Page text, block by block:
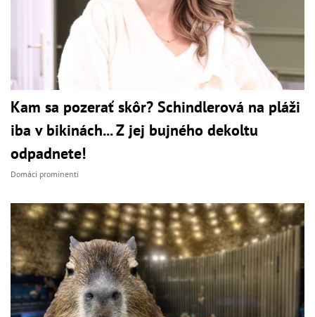
Kam sa pozerať skôr? Schindlerová na pláži
iba v bikinách... Z jej bujného dekoltu
odpadnete!
Domáci prominenti